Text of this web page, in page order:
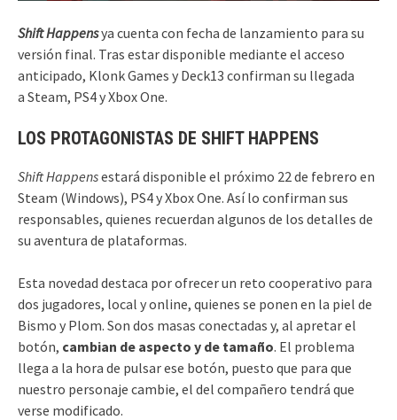
Shift Happensya cuenta con fecha de lanzamiento para su
versión final. Tras estar disponible mediante el acceso
anticipado, Klonk Games y Deck13 confirman su llegada
a Steam, PS4 y Xbox One.
LOS PROTAGONISTAS DE SHIFT HAPPENS
Shift Happensestará disponible el próximo 22 de febrero en
Steam (Windows), PS4 y Xbox One. Así lo confirman sus
responsables, quienes recuerdan algunos de los detalles de
su aventura de plataformas.
Esta novedad destaca por ofrecer un reto cooperativo para
dos jugadores, local y online, quienes se ponen en la piel de
Bismo y Plom. Son dos masas conectadas y, al apretar el
botón, cambian de aspecto y de tamaño. El problema
llega a la hora de pulsar ese botón, puesto que para que
nuestro personaje cambie, el del compañero tendrá que
verse modificado.